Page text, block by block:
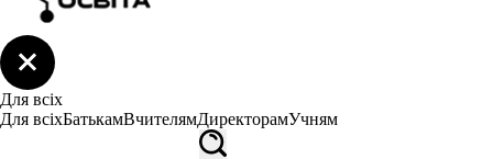
Для всіх
Для всіхБатькамВчителямДиректорамУчням